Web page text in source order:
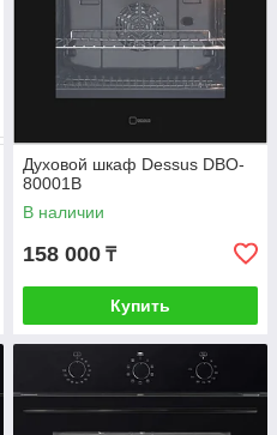
Духовой шкаф Dessus DBO-
80001B
В наличии
158 000 ₸
Купить